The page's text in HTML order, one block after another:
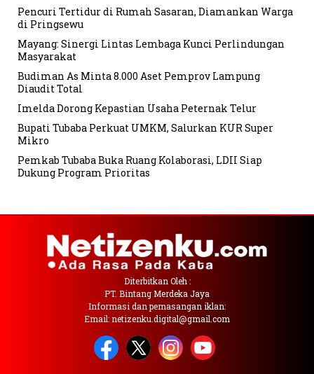
Pencuri Tertidur di Rumah Sasaran, Diamankan Warga
di Pringsewu
Mayang: Sinergi Lintas Lembaga Kunci Perlindungan
Masyarakat
Budiman As Minta 8.000 Aset Pemprov Lampung
Diaudit Total
Imelda Dorong Kepastian Usaha Peternak Telur
Bupati Tubaba Perkuat UMKM, Salurkan KUR Super
Mikro
Pemkab Tubaba Buka Ruang Kolaborasi, LDII Siap
Dukung Program Prioritas
Diterbitkan Oleh :
PT. Bintang Merdeka Jaya
Informasi dan pemasangan iklan:
Email: netizenku.digital@gmail.com